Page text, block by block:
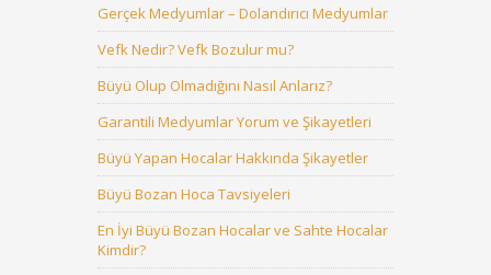
Gerçek Medyumlar – Dolandırıcı Medyumlar
Vefk Nedir? Vefk Bozulur mu?
Büyü Olup Olmadığını Nasıl Anlarız?
Garantili Medyumlar Yorum ve Şikayetleri
Büyü Yapan Hocalar Hakkında Şikayetler
Büyü Bozan Hoca Tavsiyeleri
En İyi Büyü Bozan Hocalar ve Sahte Hocalar
Kimdir?